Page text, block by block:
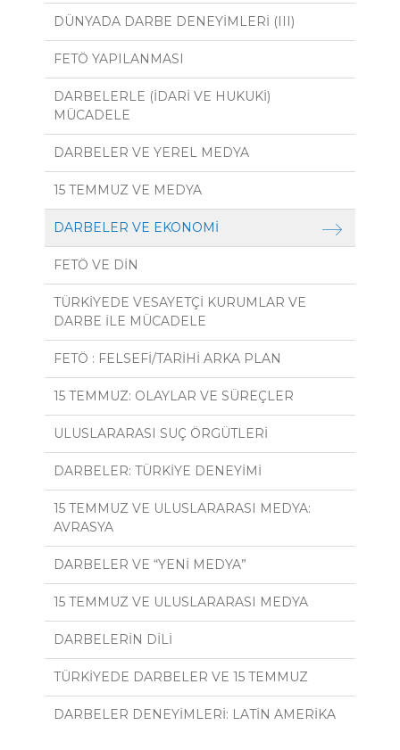
DÜNYADA DARBE DENEYİMLERİ (III)
FETÖ YAPILANMASI
DARBELERLE (İDARİ VE HUKUKİ)
MÜCADELE
DARBELER VE YEREL MEDYA
15 TEMMUZ VE MEDYA
DARBELER VE EKONOMİ
FETÖ VE DİN
TÜRKİYEDE VESAYETÇİ KURUMLAR VE
DARBE İLE MÜCADELE
FETÖ : FELSEFİ/TARİHİ ARKA PLAN
15 TEMMUZ: OLAYLAR VE SÜREÇLER
ULUSLARARASI SUÇ ÖRGÜTLERİ
DARBELER: TÜRKİYE DENEYİMİ
15 TEMMUZ VE ULUSLARARASI MEDYA:
AVRASYA
DARBELER VE “YENİ MEDYA”
15 TEMMUZ VE ULUSLARARASI MEDYA
DARBELERİN DİLİ
TÜRKİYEDE DARBELER VE 15 TEMMUZ
DARBELER DENEYİMLERİ: LATİN AMERİKA